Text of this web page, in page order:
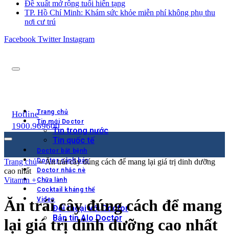
Đề xuất mở rộng tuổi hiến tạng
TP. Hồ Chí Minh: Khám sức khỏe miễn phí không phụ thu
nơi cư trú
Facebook Twitter Instagram
Trang chủ
Tin mới Doctor
Tin trong nước
Tin quốc tế
Doctor bắt bệnh
Doctor cảnh báo
Doctor nhắc nè
Chữa lành
Cocktail kháng thể
Video
Đối thoại với Doctor
Bản tin Alo Doctor
Hotline
1900.969600
Trang chủ»Ăn trái cây đúng cách để mang lại giá trị dinh dưỡng
cao nhất
Vitamin +
Ăn trái cây đúng cách để mang
lại giá trị dinh dưỡng cao nhất